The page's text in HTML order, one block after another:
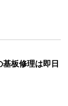
基板修理は即日